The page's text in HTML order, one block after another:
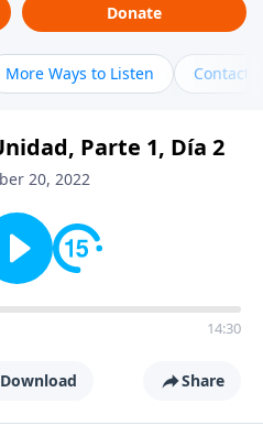
Donate
More Ways to Listen Contact
Parte 1, Día 2
20, 2022
14:30
Download Share